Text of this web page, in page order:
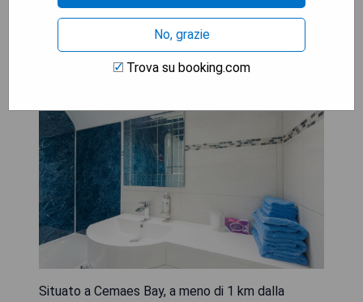
Gwesty Gadlys Hotel (Cemaes
Situato a Cemaes Bay, a meno di 1 km dalla
No, grazie
Trova su booking.com